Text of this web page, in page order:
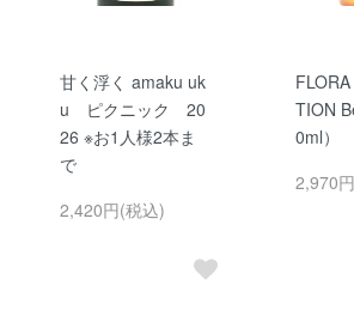
甘く浮く amaku uk
u ピクニック 20
26 ※お1人様2本ま
で
2,420円(税込)
TION
0ml）
2,970